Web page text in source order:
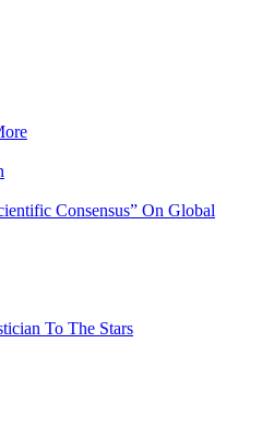
Consensus” On Global
To The Stars